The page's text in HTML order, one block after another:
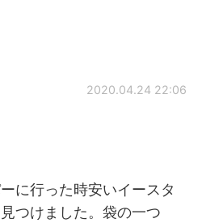
2020.04.24 22:06
に行った時安いイースタ
つけました。袋の一つ